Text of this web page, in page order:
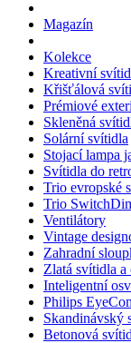
Magazín
Kolekce
Kreativní
Křišťálová
Prémiové
Skleněná
Solární svítidla
Stojací lampa
Svítidla do
Trio evropské
Trio
Ventilátory
Vintage
Zahradní
Zlatá svítidla a
Inteligentní
Philips
Skandinávský
Betonová